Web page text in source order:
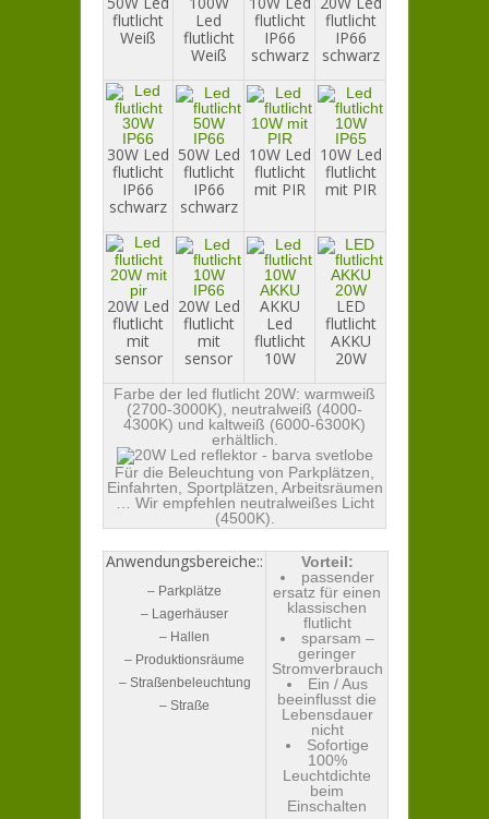
flutlicht
Weiß
Led
flutlicht
Weiß
flutlicht
IP66
schwarz
flutlicht
IP66
schwarz
30W Led
flutlicht
IP66
schwarz
50W Led
flutlicht
IP66
schwarz
10W Led
flutlicht
mit PIR
10W Led
flutlicht
mit PIR
20W Led
flutlicht
mit
sensor
20W Led
flutlicht
mit
sensor
AKKU
Led
flutlicht
10W
LED
flutlicht
AKKU
20W
Farbe der led flutlicht 20W: warmweiß
(2700-3000K), neutralweiß (4000-
4300K) und kaltweiß (6000-6300K)
erhältlich.
Für die Beleuchtung von Parkplätzen,
Einfahrten, Sportplätzen, Arbeitsräumen
… Wir empfehlen neutralweißes Licht
(4500K).
Anwendungsbereiche::
– Parkplätze
– Lagerhäuser
– Hallen
– Produktionsräume
– Straßenbeleuchtung
– Straße
Vorteil:
passender
ersatz für einen
klassischen
flutlicht
sparsam –
geringer
Stromverbrauch
Ein / Aus
beeinflusst die
Lebensdauer
nicht
Sofortige
100%
Leuchtdichte
beim
Einschalten